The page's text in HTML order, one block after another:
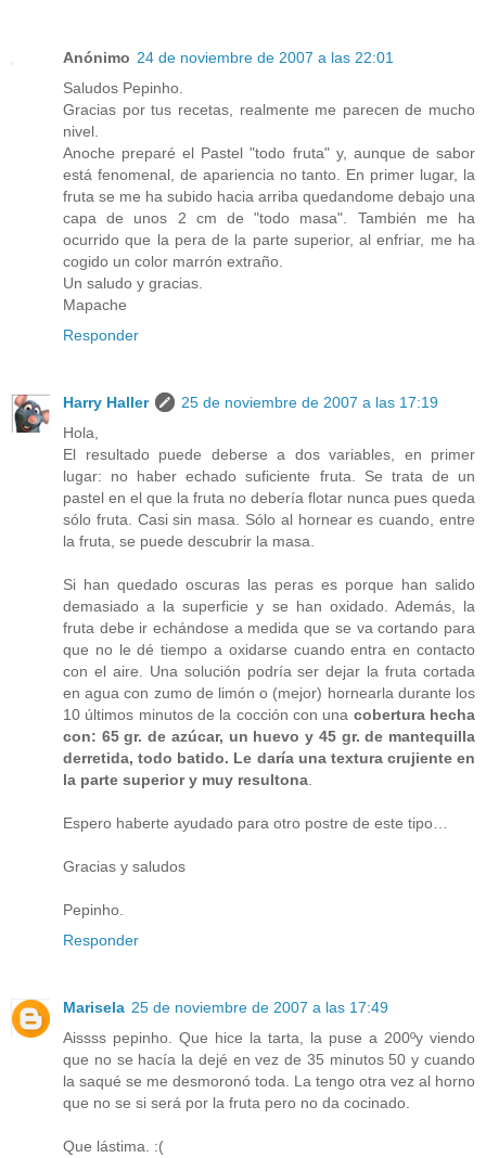
Anónimo 24 de noviembre de 2007 a las 22:01
Saludos Pepinho.
Gracias por tus recetas, realmente me parecen de mucho
nivel.
Anoche preparé el Pastel "todo fruta" y, aunque de sabor
está fenomenal, de apariencia no tanto. En primer lugar, la
fruta se me ha subido hacia arriba quedandome debajo una
capa de unos 2 cm de "todo masa". También me ha
ocurrido que la pera de la parte superior, al enfriar, me ha
cogido un color marrón extraño.
Un saludo y gracias.
Mapache
Responder
Harry Haller
25 de noviembre de 2007 a las 17:19
Hola,
El resultado puede deberse a dos variables, en primer
lugar: no haber echado suficiente fruta. Se trata de un
pastel en el que la fruta no debería flotar nunca pues queda
sólo fruta. Casi sin masa. Sólo al hornear es cuando, entre
la fruta, se puede descubrir la masa.
Si han quedado oscuras las peras es porque han salido
demasiado a la superficie y se han oxidado. Además, la
fruta debe ir echándose a medida que se va cortando para
que no le dé tiempo a oxidarse cuando entra en contacto
con el aire. Una solución podría ser dejar la fruta cortada
en agua con zumo de limón o (mejor) hornearla durante los
10 últimos minutos de la cocción con una cobertura hecha
con: 65 gr. de azúcar, un huevo y 45 gr. de mantequilla
derretida, todo batido. Le daría una textura crujiente en
la parte superior y muy resultona
Espero haberte ayudado para otro postre de este tipo…
Gracias y saludos
Pepinho.
Responder
Marisela 25 de noviembre de 2007 a las 17:49
Aissss pepinho. Que hice la tarta, la puse a 200ºy viendo
que no se hacía la dejé en vez de 35 minutos 50 y cuando
la saqué se me desmoronó toda. La tengo otra vez al horno
que no se si será por la fruta pero no da cocinado.
Que lástima. :(